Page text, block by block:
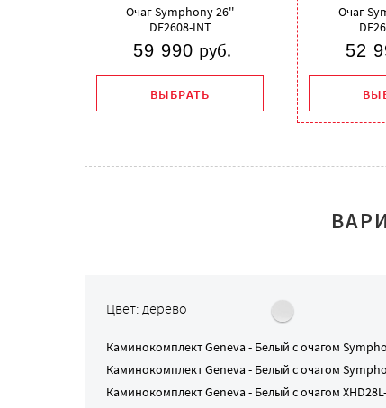
Очаг Symphony 26''
DF2608-INT
59 990 руб.
ВЫБРАТЬ
Очаг
52
Цвет: дерево
КаминокомплектGeneva - Белый с очагом
КаминокомплектGeneva - Белый с очагом
КаминокомплектGeneva - Белый с очагом